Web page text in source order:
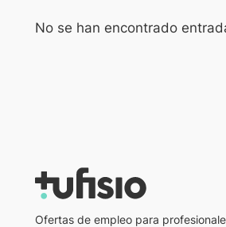
No se han encontrado
Ofertas de empleo para